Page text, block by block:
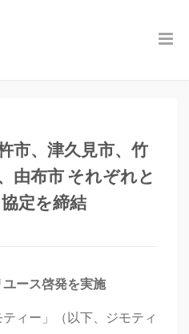
市、津久見市、竹
由布市 それぞれと
定を締結
ース啓発を実施
ィー」（以下、ジモティ